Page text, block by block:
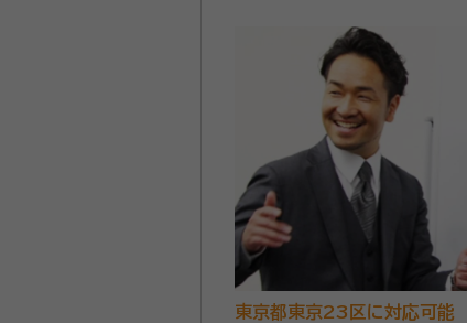
東京都行政書士会
東京都東京23区に対応可能